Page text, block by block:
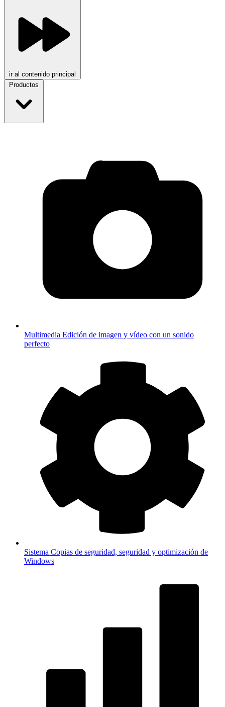
ir al contenido principal
Productos
Multimedia Edición de imagen y vídeo con un sonido
perfecto
Sistema Copias de seguridad, seguridad y optimización de
Windows